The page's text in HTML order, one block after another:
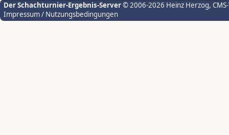
Der Schachturnier-Ergebnis-Server© 2006-2026 Heinz Herzog,
Impressum / Nutzungsbedingungen